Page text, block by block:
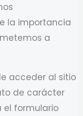
la importancia
a
acceder al sitio
de carácter
el formulario